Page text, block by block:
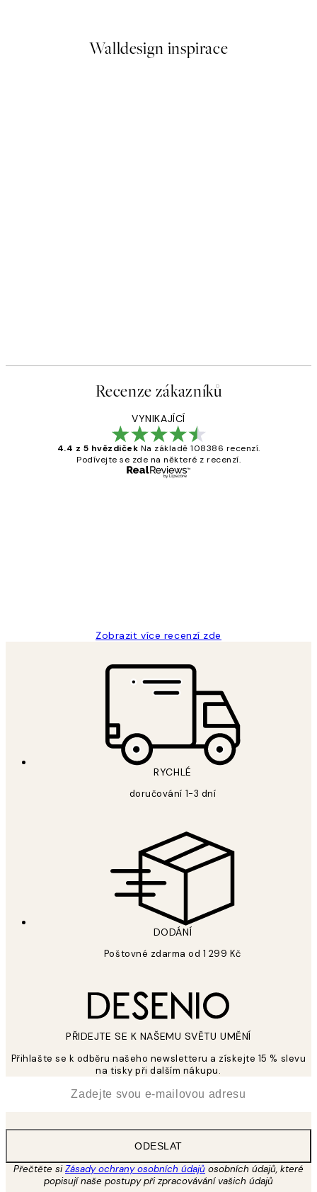
Walldesign inspirace
Recenze zákazníků
VYNIKAJÍCÍ
4.4 z 5 hvězdiček Na základě 108386 recenzí.
Podívejte se zde na některé z recenzí.
Zobrazit více recenzí zde
RYCHLÉ
doručování 1-3 dní
DODÁNÍ
Poštovné zdarma od 1 299 Kč
PŘIDEJTE SE K NAŠEMU SVĚTU UMĚNÍ
Přihlašte se k odběru našeho newsletteru a získejte 15 % slevu
na tisky při dalším nákupu.
ODESLAT
Přečtěte siZásady ochrany osobních údajů osobních údajů, které
popisují naše postupy při zpracovávání vašich údajů